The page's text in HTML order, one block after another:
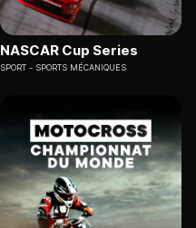
NASCAR Cup Series
SPORT SPORTS MÉCANIQUES